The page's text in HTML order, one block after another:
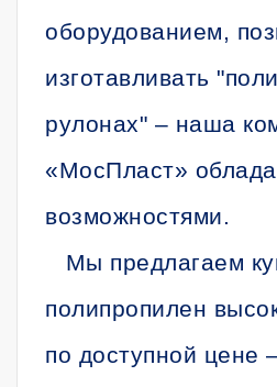
оборудованием,
изготавливать
рулонах" – наша
«МосПласт»
возможностями.
Мы предлагаем
полипропилен
по доступной цене